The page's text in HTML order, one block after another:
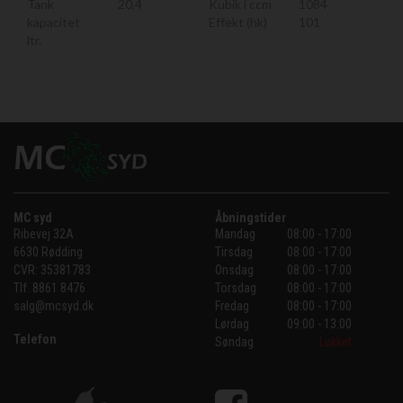
MC syd
Ribevej 32A
6630 Rødding
CVR: 35381783
Tlf. 8861 8476
salg@mcsyd.dk
Telefon
Åbningstider
Mandag
08:00 - 17:00
Tirsdag
08:00 - 17:00
Onsdag
08:00 - 17:00
Torsdag
08:00 - 17:00
Fredag
08:00 - 17:00
Lørdag
09:00 - 13:00
Søndag
Lukket